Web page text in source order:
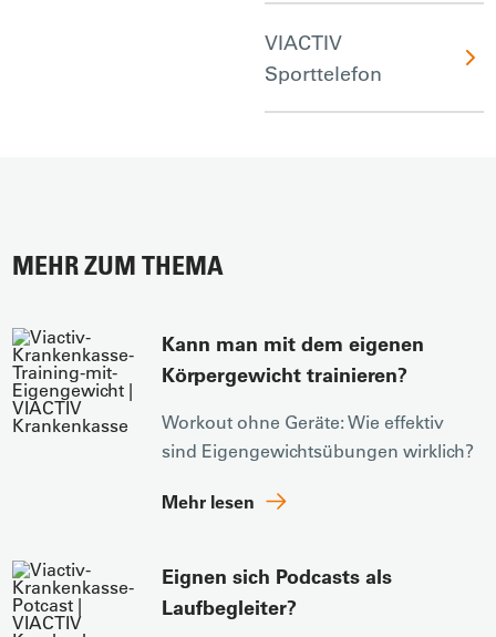
VIACTIV
Sporttelefon
MEHR ZUM THEMA
Kann man mit dem eigenen
Körpergewicht trainieren?
Workout ohne Geräte: Wie effektiv
sind Eigengewichtsübungen wirklich?
Mehr lesen
Eignen sich Podcasts als
Laufbegleiter?